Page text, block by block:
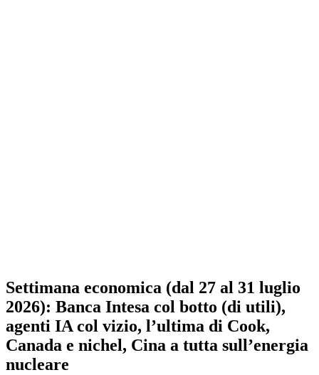
Settimana economica (dal 27 al 31 luglio
2026): Banca Intesa col botto (di utili),
agenti IA col vizio, l’ultima di Cook,
Canada e nichel, Cina a tutta sull’energia
nucleare